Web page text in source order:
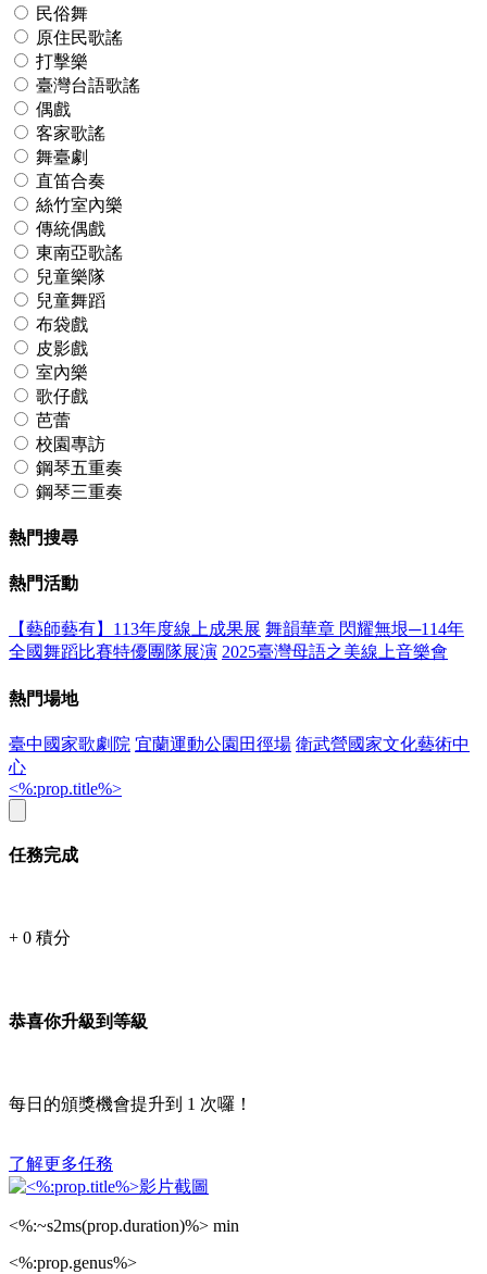
民俗舞
原住民歌謠
打擊樂
臺灣台語歌謠
偶戲
客家歌謠
舞臺劇
直笛合奏
絲竹室內樂
傳統偶戲
東南亞歌謠
兒童樂隊
兒童舞蹈
布袋戲
皮影戲
室內樂
歌仔戲
芭蕾
校園專訪
鋼琴五重奏
鋼琴三重奏
熱門搜尋
熱門活動
【藝師藝有】113年度線上成果展 舞韻華章 閃耀無垠─114年
全國舞蹈比賽特優團隊展演 2025臺灣母語之美線上音樂會
熱門場地
臺中國家歌劇院 宜蘭運動公園田徑場 衛武營國家文化藝術中
心
<%:prop.title%>
任務完成
+ 0 積分
恭喜你升級到等級
每日的頒獎機會提升到 1 次囉！
了解更多任務
<%:~s2ms(prop.duration)%> min
<%:prop.genus%>